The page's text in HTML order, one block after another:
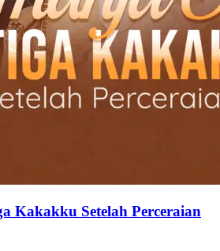
Kakakku Setelah Perceraian